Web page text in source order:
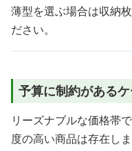
薄型を選ぶ場合は収納
ださい。
予算に制約がある
リーズナブルな価格帯
度の高い商品は存在しま